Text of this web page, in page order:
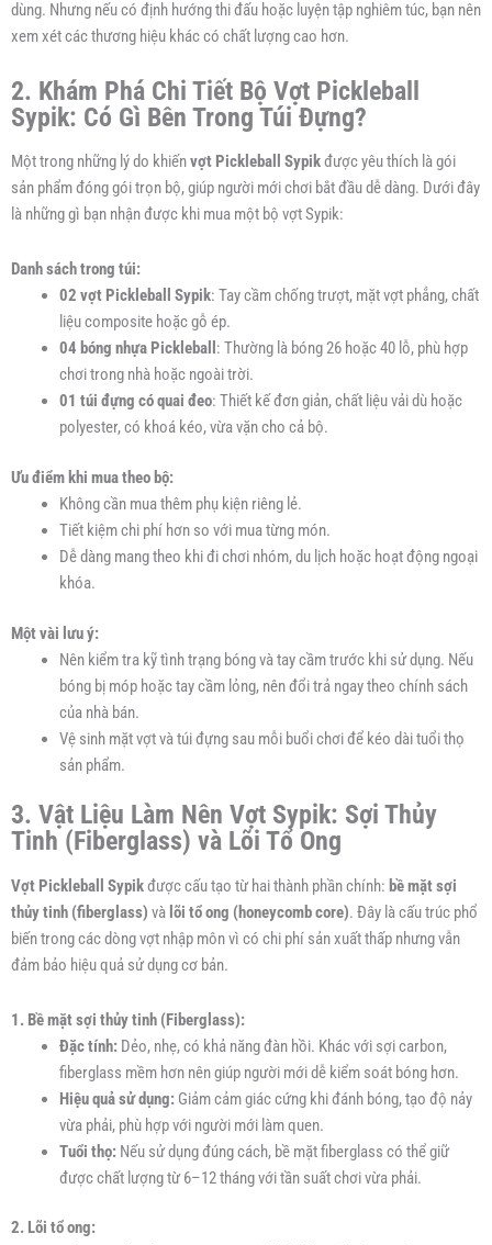
dùng. Nhưng nếu có định hướng thi đấu hoặc luyện tập nghiêm túc, bạn nên
xem xét các thương hiệu khác có chất lượng cao hơn.
2. Khám Phá Chi Tiết Bộ Vợt Pickleball
Sypik: Có Gì Bên Trong Túi Đựng?
Một trong những lý do khiếnvợt Pickleball Sypikđược yêu thích là gói
sản phẩm đóng gói trọn bộ, giúp người mới chơi bắt đầu dễ dàng. Dưới đây
là những gì bạn nhận được khi mua một bộ vợt Sypik:
Danh sách trong túi:
02 vợt Pickleball Sypik: Tay cầm chống trượt, mặt vợt phẳng, chất
liệu composite hoặc gỗ ép.
04 bóng nhựa Pickleball : Thường là bóng 26 hoặc 40 lỗ, phù hợp
chơi trong nhà hoặc ngoài trời.
01 túi đựng có quai đeo: Thiết kế đơn giản, chất liệu vải dù hoặc
polyester, có khoá kéo, vừa vặn cho cả bộ.
Ưu điểm khi mua theo bộ:
Không cần mua thêm phụ kiện riêng lẻ.
Tiết kiệm chi phí hơn so với mua từng món.
Dễ dàng mang theo khi đi chơi nhóm, du lịch hoặc hoạt động ngoại
khóa.
Một vài lưu ý:
Nên kiểm tra kỹ tình trạng bóng và tay cầm trước khi sử dụng. Nếu
bóng bị móp hoặc tay cầm lỏng, nên đổi trả ngay theo chính sách
của nhà bán.
Vệ sinh mặt vợt và túi đựng sau mỗi buổi chơi để kéo dài tuổi thọ
sản phẩm.
3. Vật Liệu Làm Nên Vợt Sypik: Sợi Thủy
Tinh (Fiberglass) và Lõi Tổ Ong
Vợt Pickleball Sypikđược cấu tạo từ hai thành phần chính: bề mặt sợi
thủy tinh (fiberglass) và lõi tổ ong (honeycomb core). Đây là cấu trúc phổ
biến trong các dòng vợt nhập môn vì có chi phí sản xuất thấp nhưng vẫn
đảm bảo hiệu quả sử dụng cơ bản.
1. Bề mặt sợi thủy tinh (Fiberglass):
Đặc tính:Dẻo, nhẹ, có khả năng đàn hồi. Khác với sợi carbon,
fiberglass mềm hơn nên giúp người mới dễ kiểm soát bóng hơn.
Hiệu quả sử dụng:Giảm cảm giác cứng khi đánh bóng, tạo độ nảy
vừa phải, phù hợp với người mới làm quen.
Tuổi thọ:Nếu sử dụng đúng cách, bề mặt fiberglass có thể giữ
được chất lượng từ 6–12 tháng với tần suất chơi vừa phải.
2. Lõi tổ ong: